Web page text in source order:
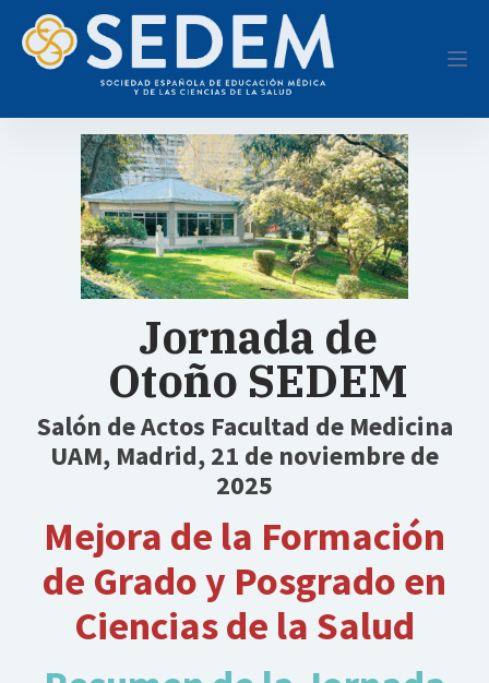
Jornada de
Otoño SEDEM
Salón de Actos Facultad de Medicina
UAM, Madrid, 21 de noviembre de
2025
Mejora de la Formación
de Grado y Posgrado en
Ciencias de la Salud